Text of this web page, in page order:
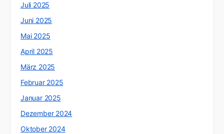
Juli 2025
Juni 2025
Mai 2025
April 2025
März 2025
Februar 2025
Januar 2025
Dezember 2024
Oktober 2024